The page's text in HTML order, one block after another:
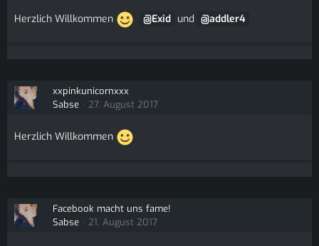
Herzlich Willkommen Exid und addler4
xxpinkunicornxxx
Sabse
27. August 2017
Herzlich Willkommen
Facebook macht uns fame!
Sabse
21. August 2017